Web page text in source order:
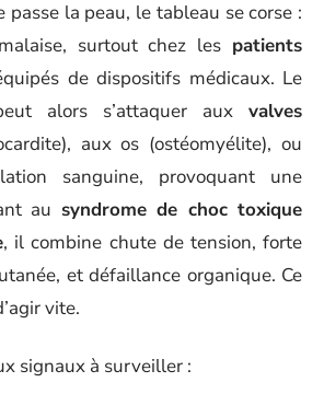
passe la peau, le tableau se corse :
surtout chez les patients
de dispositifs médicaux. Le
alors s’attaquer aux valves
aux os (ostéomyélite), ou
sanguine, provoquant une
au syndrome de choc toxique
, il combine chute de tension, forte
et défaillance organique. Ce
vite.
signaux à surveiller :